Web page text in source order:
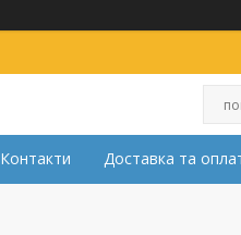
Контакти Доставка та